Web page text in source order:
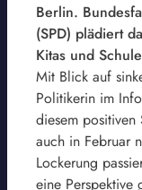
Berlin.
(SPD) plädiert
Kitas und
Mit Blick auf
Politikerin im
diesem
auch in Februar
Lockerung
eine